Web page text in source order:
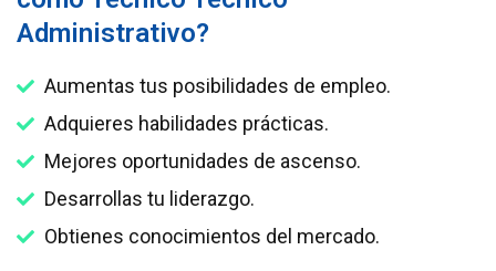
Administrativo?
Aumentas tus posibilidades de empleo.
Adquieres habilidades prácticas.
Mejores oportunidades de ascenso.
Desarrollas tu liderazgo.
Obtienes conocimientos del mercado.